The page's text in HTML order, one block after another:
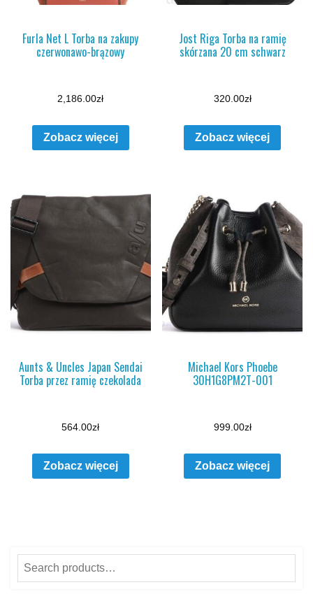
Furla Net L Torba na zakupy
czerwonawo-brązowy
2,186.00zł
Zobacz więcej
Jost Riga Torba na ramię
skórzana 20 cm schwarz
320.00zł
Zobacz więcej
Aunts & Uncles Japan Sendai
Torba przez ramię czekolada
564.00zł
Zobacz więcej
Michael Kors Phoebe
30H1G8PM2T-001
999.00zł
Zobacz więcej
Search
for: